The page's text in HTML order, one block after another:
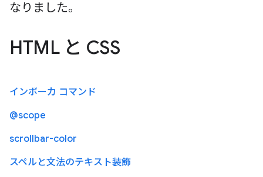
なりました。
HTML と CSS
インボーカ コマンド
@scope
scrollbar-color
スペルと文法のテキスト装飾